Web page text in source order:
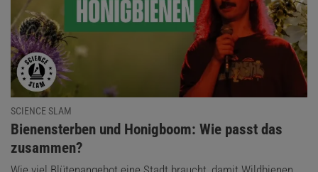
SCIENCE SLAM
:
Bienensterben und Honigboom: Wie passt das
zusammen?